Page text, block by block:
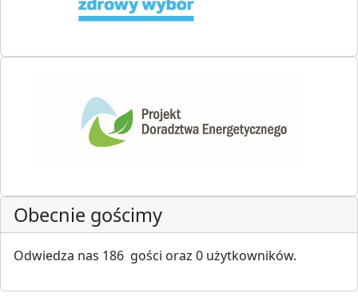
Obecnie gościmy
Odwiedza nas 186 gości oraz 0 użytkowników.